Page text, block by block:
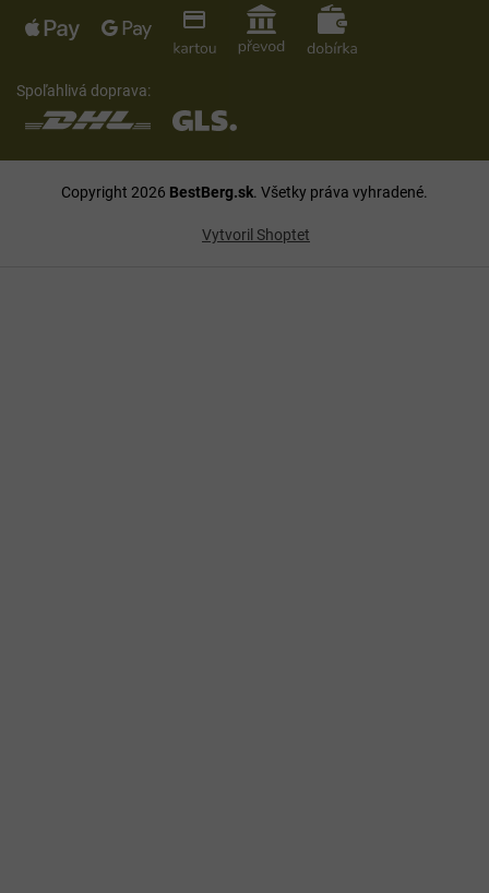
Spoľahlivá doprava:
Vytvoril Shoptet
Copyright 2026 BestBerg.sk. Všetky práva vyhradené.